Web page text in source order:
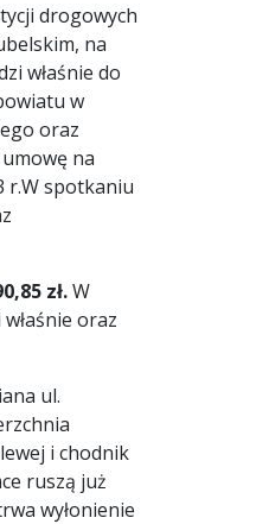
drogowych
na
właśnie do
w
oraz
na
r.W spotkaniu
zł.W
oraz
ul.
i chodnik
ruszą już
wyłonienie